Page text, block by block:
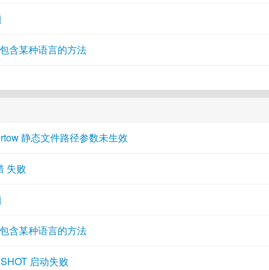
含某种语言的方法
静态文件路径参数未生效
失败
含某种语言的方法
启动失败